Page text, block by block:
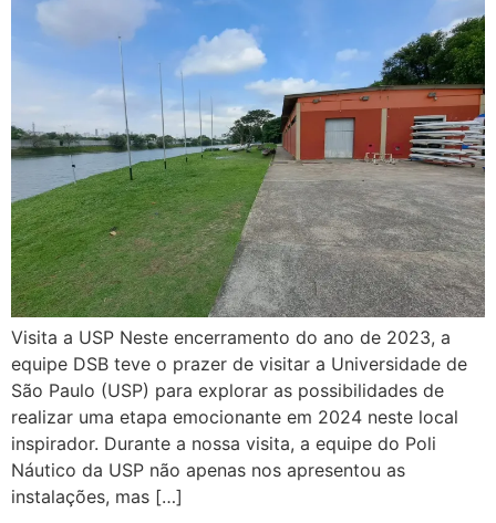
Visita a USP Neste encerramento do ano de 2023, a
equipe DSB teve o prazer de visitar a Universidade de
São Paulo (USP) para explorar as possibilidades de
realizar uma etapa emocionante em 2024 neste local
inspirador. Durante a nossa visita, a equipe do Poli
Náutico da USP não apenas nos apresentou as
instalações, mas […]